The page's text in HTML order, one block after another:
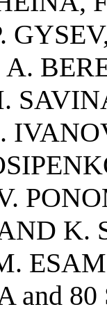
K.
and